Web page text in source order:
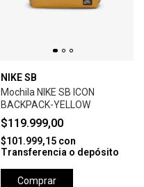
NIKE SB
Mochila NIKE SB ICON
BACKPACK-YELLOW
$119.999,00
$101.999,15 con
Transferencia o depósito
Comprar